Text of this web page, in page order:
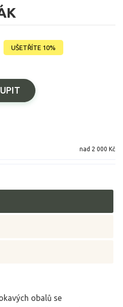
UŠETŘÍTE 10%
nad 2 000 Kč
obalů se